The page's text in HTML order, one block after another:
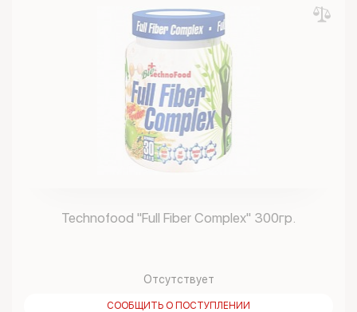
Technofood "Full Fiber Complex" 300гр.
Отсутствует
СООБЩИТЬ О ПОСТУПЛЕНИИ